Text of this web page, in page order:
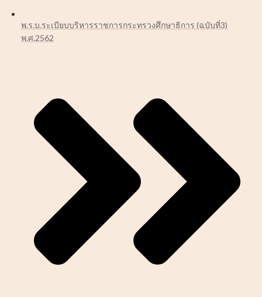
พ.ร.บ.ระเบียบบริหารราชการกระทรวงศึกษาธิการ (ฉบับที่3)
พ.ศ.2562